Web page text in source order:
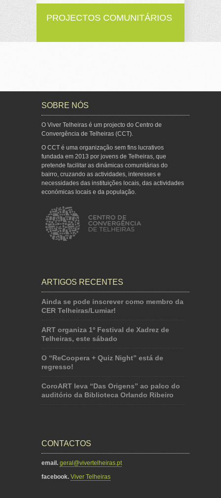
PROJECTOS COMUNITÁRIOS
SOBRE NÓS
O Viver Telheiras é um projecto do Centro de
Convergência de Telheiras (CCT).
O CCT é uma organização sem fins lucrativos
fundada em 2013 por jovens de Telheiras, que
pretende facilitar as dinâmicas comunitárias do
bairro, cruzando as actividades, interesses e
necessidades das instituições locais, das actividades
económicas locais e da população.
ARTIGOS RECENTES
Ainda se pode inscrever como membro da
CER Telheiras/Lumiar!
ART organiza 1º Festival de Xadrez de
Telheiras, este sábado
O “ReCoopera + Quiz Night” está de
regresso!
CoroART leva “Das Origens” ao palco do
auditório da Biblioteca Orlando Ribeiro
CONTACTOS
email. geral@vivertelheiras.pt
facebook. Viver Telheiras